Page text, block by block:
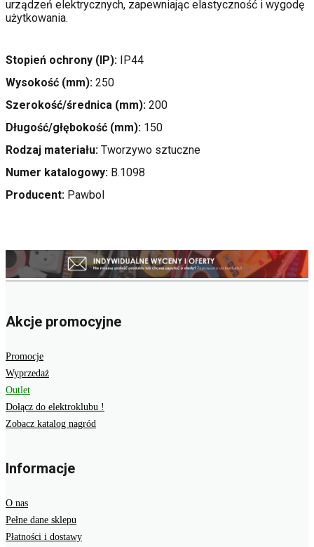
urządzeń elektrycznych, zapewniając elastyczność i wygodę
użytkowania.
Stopień ochrony (IP): IP44
Wysokość (mm): 250
Szerokość/średnica (mm): 200
Długość/głębokość (mm): 150
Rodzaj materiału: Tworzywo sztuczne
Numer katalogowy: B.1098
Producent: Pawbol
Akcje promocyjne
Promocje
Wyprzedaż
Outlet
Dołącz do elektroklubu !
Zobacz katalog nagród
Informacje
O nas
Pełne dane sklepu
Płatności i dostawy